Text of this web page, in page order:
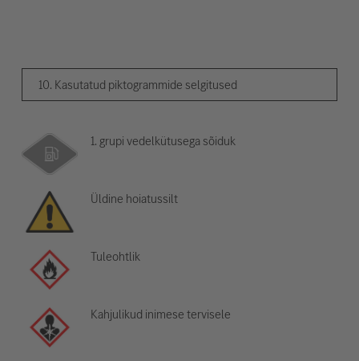
10. Kasutatud piktogrammide selgitused
1. grupi vedelkütusega sõiduk
Üldine hoiatussilt
Tuleohtlik
Kahjulikud inimese tervisele